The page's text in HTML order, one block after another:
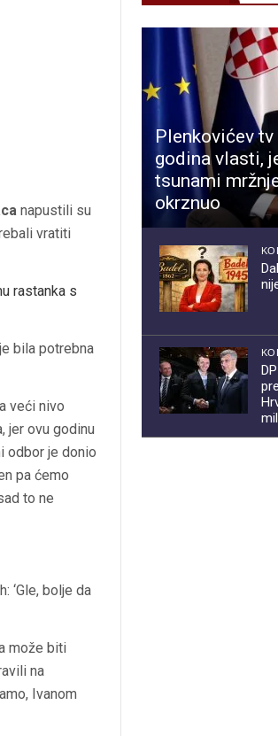
napustili su
vratiti
rastanka s
bila potrebna
veći nivo
jer ovu godinu
odbor je donio
pa ćemo
to ne
‘Gle, bolje da
može biti
na
Ivanom
Plenkovićev tv
godina vlasti,
tsunami
okrznuo